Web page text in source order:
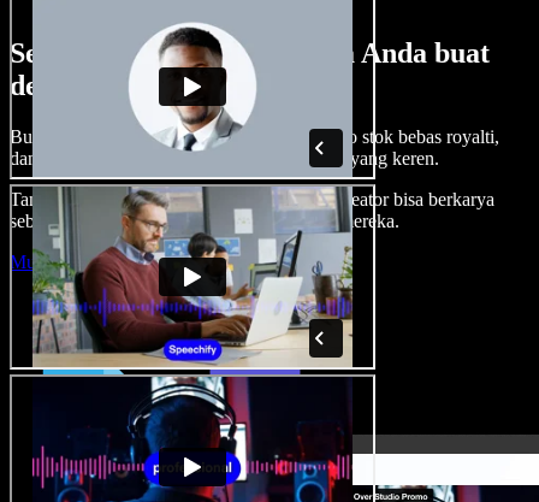
Sedikit contoh hal yang bisa Anda buat
dengan Speechify Studio.
Buat voice over, tambah gambar, audio, video stok bebas royalti,
dan kloning suara untuk proyek audio-video yang keren.
Tanpa kurva belajar, semua dari browser—kreator bisa berkarya
sebebas mungkin dan wujudkan ide kreatif mereka.
Mulai Studio